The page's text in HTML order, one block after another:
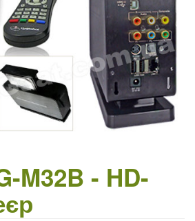
M32B - HD-